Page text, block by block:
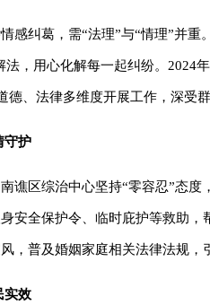
感纠葛，需“法理”与“情理”并
法，用心化解每一起纠纷。2024
德、法律多维度开展工作，深受
守护
谯区综治中心坚持“零容忍”态
安全保护令、临时庇护等救助
，普及婚姻家庭相关法律法规
实效